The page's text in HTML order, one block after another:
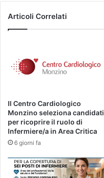
Articoli Correlati
Il Centro Cardiologico
Monzino seleziona candidati
per ricoprire il ruolo di
Infermiere/a in Area Critica
6 giorni fa